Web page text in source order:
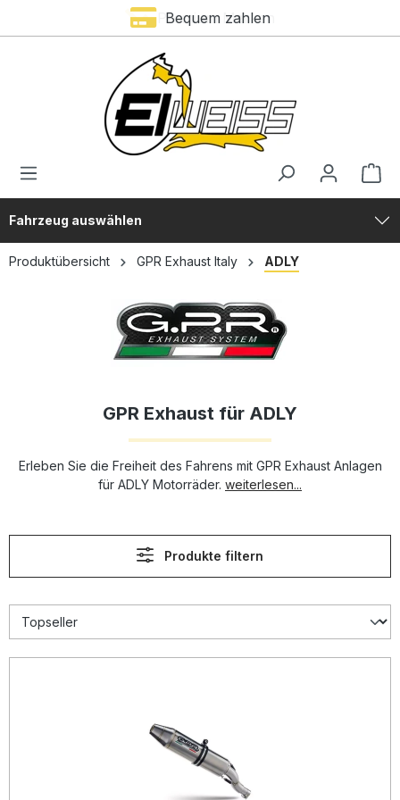
Premium Marken
Bequem zahlen
Fahrzeug auswählen
Produktübersicht GPR Exhaust Italy ADLY
GPR Exhaust für ADLY
Erleben Sie die Freiheit des Fahrens mit GPR Exhaust Anlagen
für ADLY Motorräder. weiterlesen...
Produkte filtern